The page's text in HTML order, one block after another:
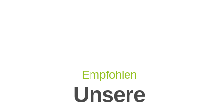
Empfohlen
Unsere